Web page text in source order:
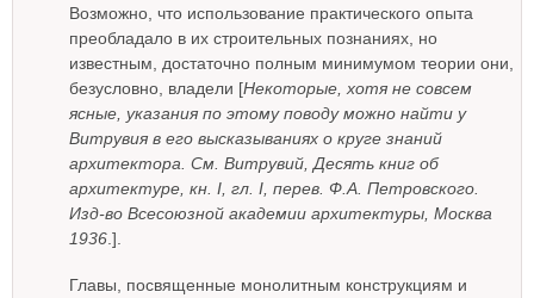
Возможно, что использование практического опыта
преобладало в их строительных познаниях, но
известным, достаточно полным минимумом теории они,
безусловно, владели [Некоторые, хотя не совсем
ясные, указания по этому поводу можно найти у
Витрувия в его высказываниях о круге знаний
архитектора. См. Витрувий, Десять книг об
архитектуре, кн. I, гл. I, перев. Ф.А. Петровского.
Изд-во Всесоюзной академии архитектуры, Москва
1936 .].
Главы, посвященные монолитным конструкциям и